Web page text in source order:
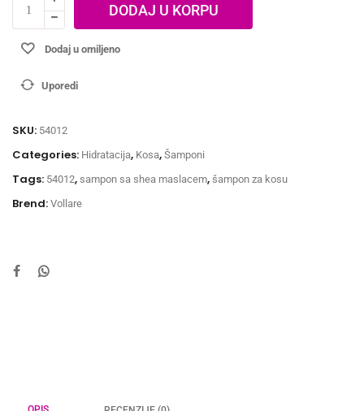
DODAJ U KORPU
Dodaj u omiljeno
Uporedi
SKU: 54012
Categories: Hidratacija, Kosa, Šamponi
Tags: 54012, sampon sa shea maslacem, šampon za kosu
Brend: Vollare